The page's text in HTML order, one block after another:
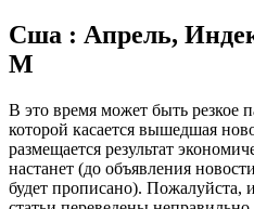
Сша : Апрель,
М
В это время может быть резкое
которой касается вышедшая
размещается результат
настанет (до объявления
будет прописано). Пожалуйста,